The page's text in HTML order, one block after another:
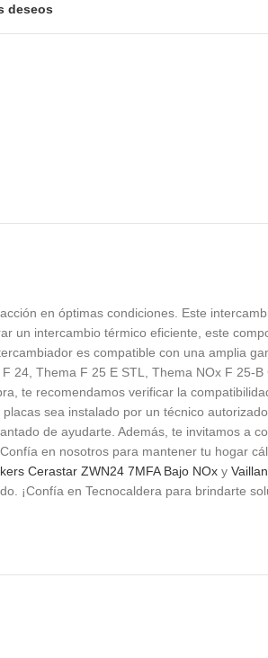
deseos
en óptimas condiciones. Este
un intercambio térmico eficiente, este
es compatible con una amplia
24, Thema F 25 E STL, Thema NOx F 25-B
te recomendamos verificar la
sea instalado por un técnico
de ayudarte. Además, te invitamos a
en nosotros para mantener tu hogar
Cerastar ZWN24 7MFA Bajo NOx y
¡Confía en Tecnocaldera para brindarte